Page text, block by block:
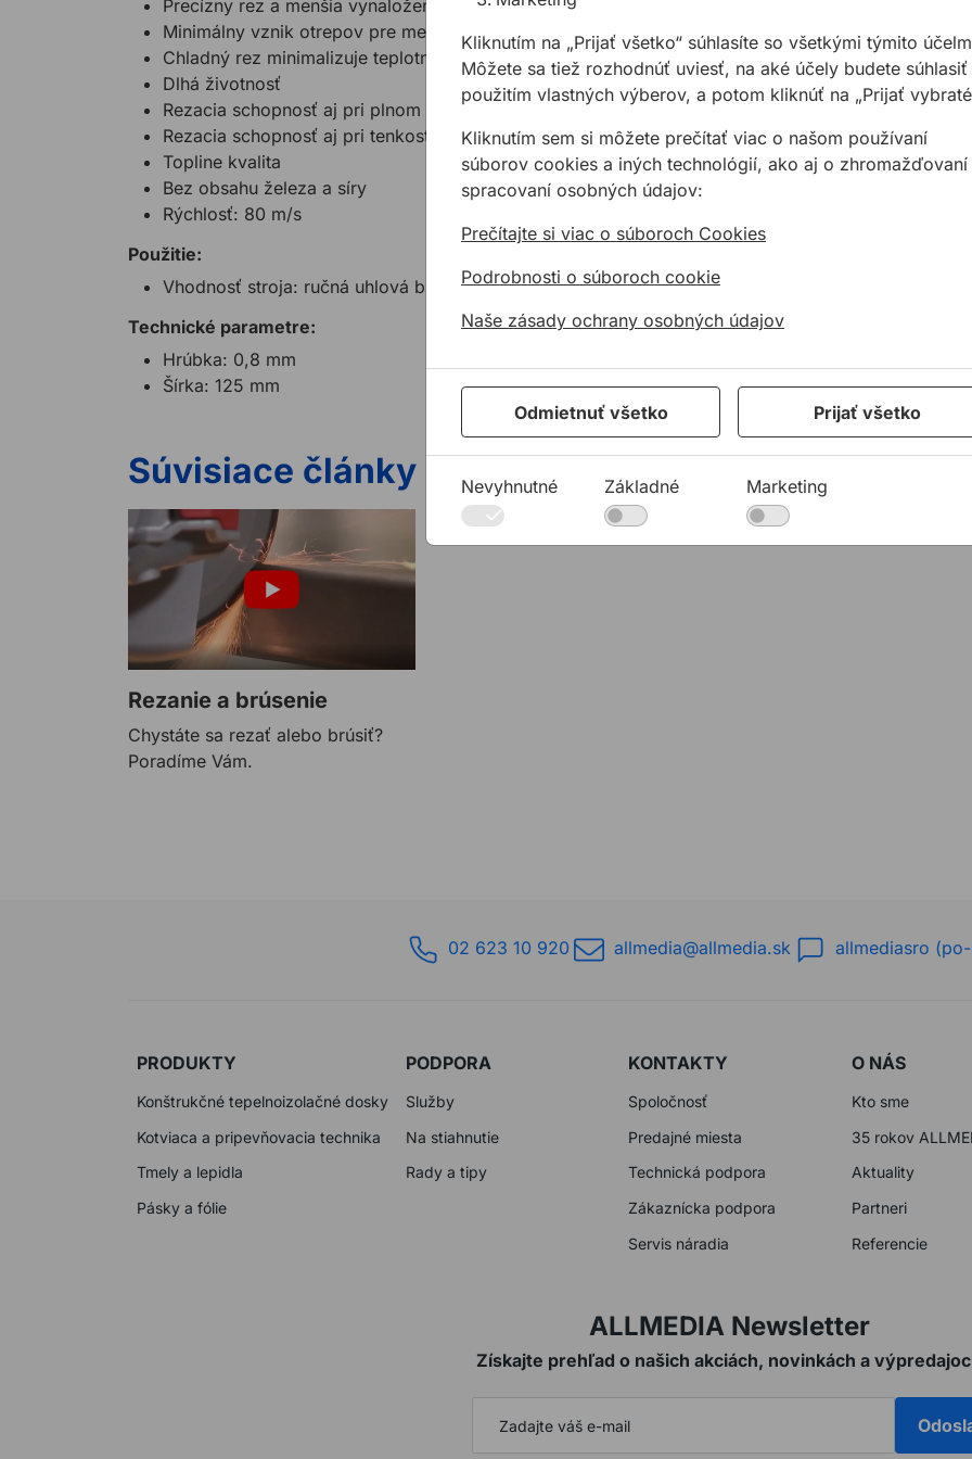
Precízny rez a menšia vynaložená sila
Minimálny vznik otrepov pre menej dodatočného opracovania
Chladný rez minimalizuje teplotne podmienené sfarbenie a skrútenie materiálu
Dlhá životnosť
Rezacia schopnosť aj pri plnom materiáli
Rezacia schopnosť aj pri tenkostennom materiáli
Topline kvalita
Bez obsahu železa a síry
Rýchlosť: 80 m/s
Použitie:
Vhodnosť stroja: ručná uhlová brúska
Technické parametre:
Hrúbka: 0,8 mm
Šírka: 125 mm
Súvisiace články
Rezanie a brúsenie
Chystáte sa rezať alebo brúsiť?
Poradíme Vám.
02 623 10 920 allmedia@allmedia.sk allmediasro
PRODUKTY
Konštrukčné tepelnoizolačné dosky
Kotviaca a pripevňovacia technika
Tmely a lepidla
Pásky a fólie
PODPORA
Služby
Na stiahnutie
Rady a tipy
KONTAKTY
Spoločnosť
Predajné miesta
Technická podpora
Zákaznícka podpora
Servis náradia
O NÁS
Kto sme
35 rokov
Aktuality
Partneri
Referencie
ALLMEDIA Newsletter
Získajte prehľad o našich akciách, novinkách a
Kliknutím na „Prijať všetko“ súhlasíte so všetkými týmito
Môžete sa tiež rozhodnúť uviesť, na aké účely budete súhlasiť
použitím vlastných výberov, a potom kliknúť na „Prijať
Kliknutím sem si môžete prečítať viac o našom používaní
súborov cookies a iných technológií, ako aj o zhromažďovaní
spracovaní osobných údajov:
Prečítajte si viac o súboroch Cookies
Podrobnosti o súboroch cookie
Naše zásady ochrany osobných údajov
Odmietnuť všetko Prijať všetko
Nevyhnutné Základné Marketing